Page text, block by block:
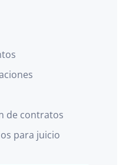
de contratos
para juicio